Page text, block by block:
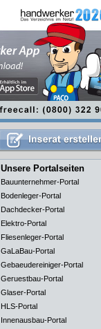
Unsere Portalseiten
Bauunternehmer-Portal
Bodenleger-Portal
Dachdecker-Portal
Elektro-Portal
Fliesenleger-Portal
GaLaBau-Portal
Gebaeudereiniger-Portal
Geruestbau-Portal
Glaser-Portal
HLS-Portal
Innenausbau-Portal